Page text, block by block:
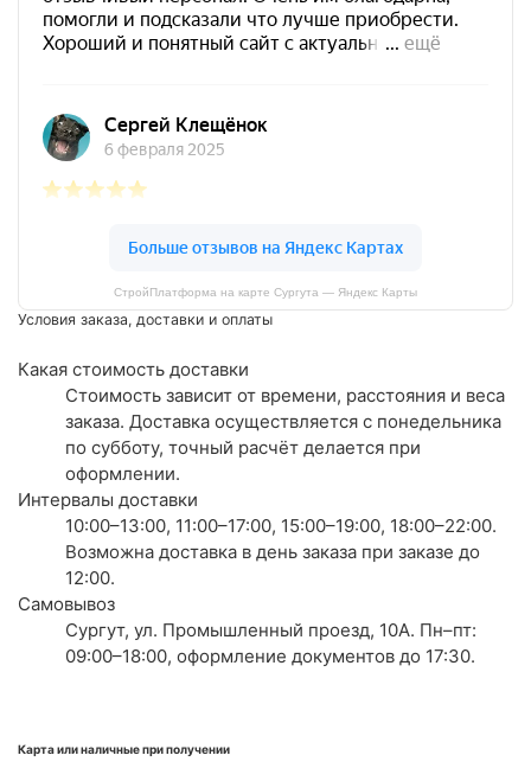
СтройПлатформа на карте Сургута — Яндекс Карты
Условия заказа, доставки и оплаты
Какая стоимость доставки
Стоимость зависит от времени, расстояния и веса
заказа. Доставка осуществляется с понедельника
по субботу, точный расчёт делается при
оформлении.
Интервалы доставки
10:00–13:00, 11:00–17:00, 15:00–19:00, 18:00–22:00.
Возможна доставка в день заказа при заказе до
12:00.
Самовывоз
Сургут, ул. Промышленный проезд, 10А. Пн–пт:
09:00–18:00, оформление документов до 17:30.
Карта или наличные при получении